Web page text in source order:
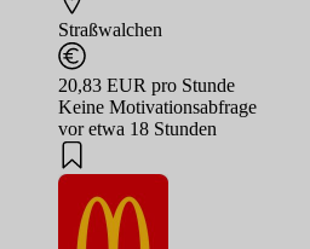
Straßwalchen
20,83 EUR pro Stunde
Keine Motivationsabfrage
vor etwa 18 Stunden